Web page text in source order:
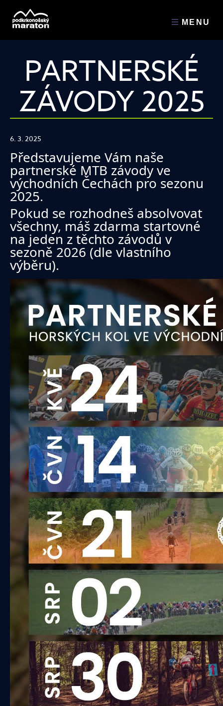
MENU
PARTNERSKÉ
ZÁVODY 2025
6. 3. 2025
Představujeme Vám naše
partnerské MTB závody ve
východních Čechách pro sezonu
2025.
Pokud se rozhodneš absolvovat
všechny, máš zdarma startovné
na jeden z těchto závodů v
sezoně 2026 (dle vlastního
výběru).